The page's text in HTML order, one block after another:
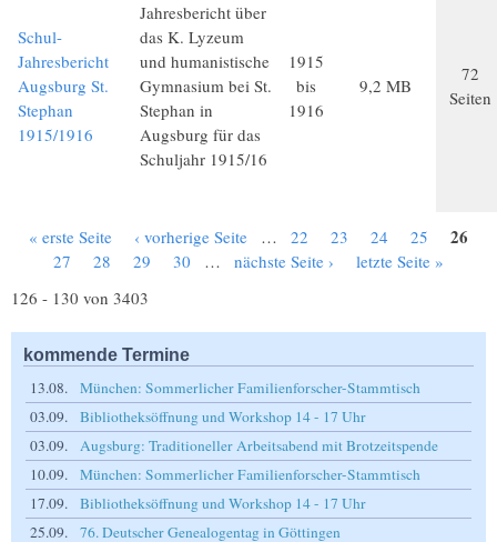
Schul-
Jahresbericht
Augsburg St.
Stephan
1915/1916
Jahresbericht über
das K. Lyzeum
und humanistische
Gymnasium bei St.
Stephan in
Augsburg für das
Schuljahr 1915/16
1915
bis
1916
9,2 MB
72
Seiten
Seiten
« erste Seite ‹ vorherige Seite … 22 23 24 25 26
27 28 29 30 … nächste Seite ›
letzte Seite »
126 - 130 von 3403
kommende Termine
13.08.
München: Sommerlicher Familienforscher-Stammtisch
03.09.
Bibliotheksöffnung und Workshop 14 - 17 Uhr
03.09.
Augsburg: Traditioneller Arbeitsabend mit Brotzeitspende
10.09.
München: Sommerlicher Familienforscher-Stammtisch
17.09.
Bibliotheksöffnung und Workshop 14 - 17 Uhr
25.09.
76. Deutscher Genealogentag in Göttingen